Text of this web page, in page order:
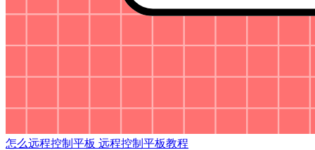
怎么远程控制平板 远程控制平板教程